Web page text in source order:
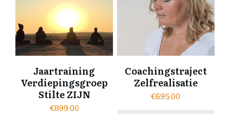
Jaartraining
Verdiepingsgroep
Stilte ZIJN
€899.00
Coachingstraject
Zelfrealisatie
€695.00